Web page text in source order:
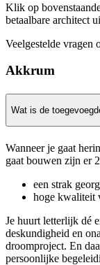
Klik op
betaalbare architect
Veelgestelde vragen
Akkrum
Wat is de
Wanneer je gaat
gaat bouwen zijn er
een strak
hoge kwaliteit
Je huurt letterlijk dé
deskundigheid en
droomproject. En
persoonlijke